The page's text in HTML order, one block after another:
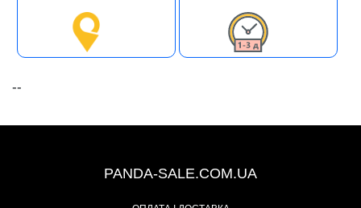
--
PANDA-SALE.COM.UA